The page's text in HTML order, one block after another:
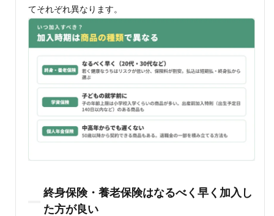
商品
があ
る
予測
りに
金が
もあ
てそれぞれ異なります。
終身保険・養老保険はなるべく早く加入し
た方が良い